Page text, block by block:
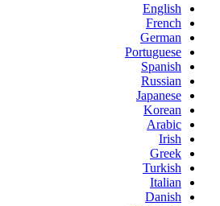
English
French
German
Portuguese
Spanish
Russian
Japanese
Korean
Arabic
Irish
Greek
Turkish
Italian
Danish